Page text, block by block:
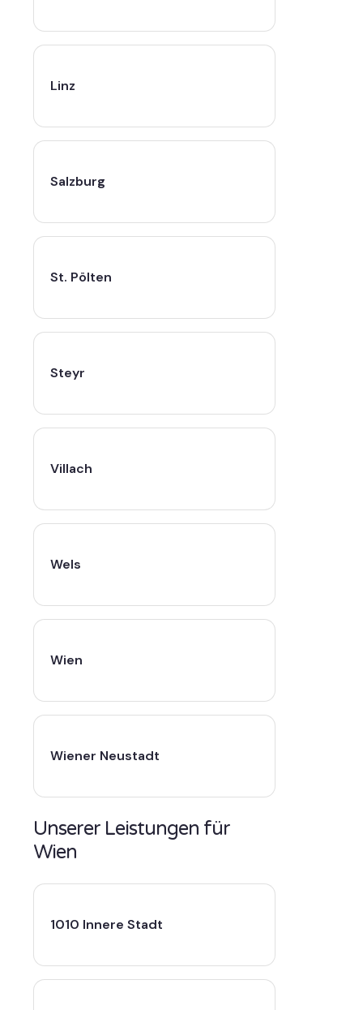
Linz
Salzburg
St. Pölten
Steyr
Villach
Wels
Wien
Wiener Neustadt
Unserer Leistungen für
Wien
1010 Innere Stadt